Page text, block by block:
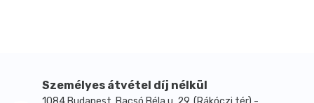
Személyes átvétel díj nélkül